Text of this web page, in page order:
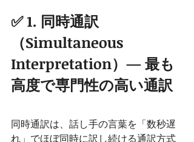
✅ 1. 同時通訳
（Simultaneous
Interpretation）— 最も
高度で専門性の高い通訳
同時通訳は、話し手の言葉を「数秒遅
れ」でほぼ同時に訳し続ける通訳方式